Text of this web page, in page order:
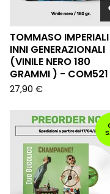
TOMMASO
INNI GENERAZIONALI
(VINILE NERO 180
GRAMMI ) - COM521
27,90 €